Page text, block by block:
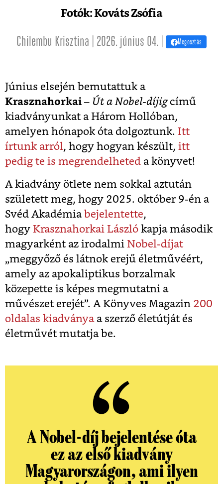
Fotók: Kováts Zsófia
Chilembu Krisztina | 2026. június 04. | Megosztás
Június elsején bemutattuk a
Krasznahorkai – Út a Nobel-díjigcímű
kiadványunkat a Három Hollóban,
amelyen hónapok óta dolgoztunk. Itt
írtunk arról, hogy hogyan készült, itt
pedig te is megrendelheted a könyvet!
A kiadvány ötlete nem sokkal aztután
született meg, hogy 2025. október 9-én a
Svéd Akadémiabejelentette,
hogy Krasznahorkai László kapja második
magyarként az irodalmi Nobel-díjat
„meggyőző és látnok erejű életművéért,
amely az apokaliptikus borzalmak
közepette is képes megmutatni a
művészet erejét”. A Könyves Magazin 200
oldalas kiadványaa szerző életútját és
életművét mutatja be.
A Nobel-díj bejelentése óta
ez az első kiadvány
Magyarországon, ami ilyen